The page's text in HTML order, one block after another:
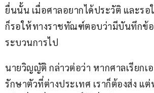
ยื่นนั้น เมื่อศาลอยากได้ประวัติ และร
ก็รอให้ทางราชทัณฑ์ตอบว่ามีบันทึกข้
ระบวนการไป
นายวิญญัติ กล่าวต่อว่า หากศาลเรียกเ
รักษาตัวที่ต่างประเทศ เราก็ต้องส่ง แต่